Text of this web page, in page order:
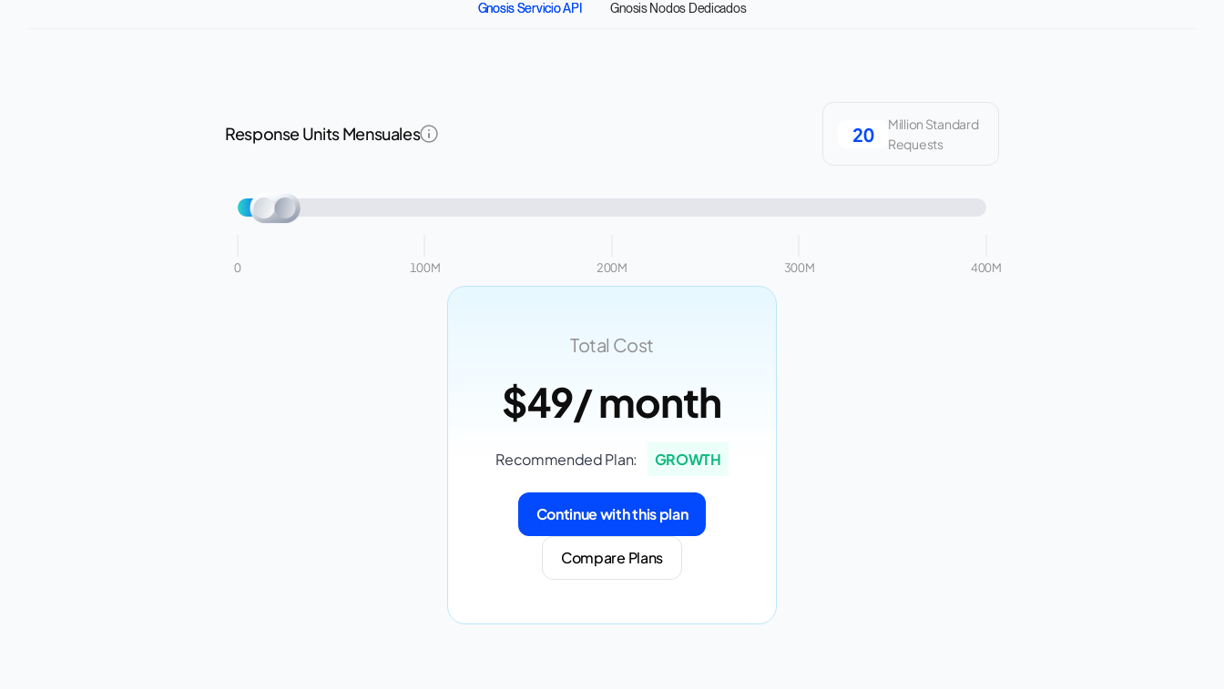
Gnosis Servicio API Gnosis Nodos Dedicados
Response Units Mensuales
Million Standard
Requests
0 100M 200M 300M 400M
Total Cost
$49/ month
Recommended Plan: GROWTH
Continue with this plan
Compare Plans